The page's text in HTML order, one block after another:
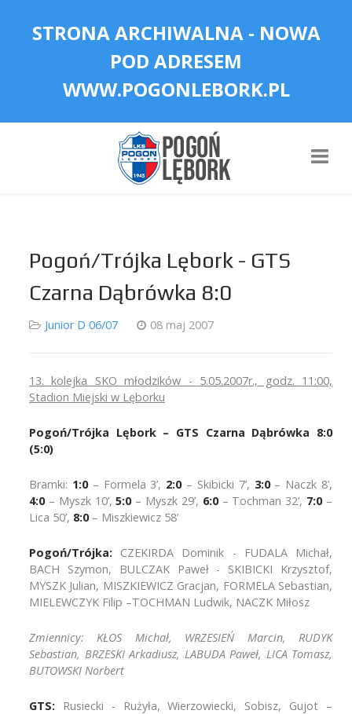
STRONA ARCHIWALNA - NOWA
POD ADRESEM
WWW.POGONLEBORK.PL
Pogoń/Trójka Lębork - GTS
Czarna Dąbrówka 8:0
Junior D 06/07 08 maj 2007
13. kolejka SKO młodzików - 5.05.2007r., godz. 11:00,
Stadion Miejski w Lęborku
Pogoń/Trójka Lębork – GTS Czarna Dąbrówka 8:0
(5:0)
Bramki: 1:0– Formela 3’, 2:0 – Skibicki 7’, 3:0– Naczk 8’,
4:0– Myszk 10’,5:0– Myszk 29’, 6:0– Tochman 32’, 7:0–
Lica 50’, 8:0 – Miszkiewicz 58’
Pogoń/Trójka: CZEKIRDA Dominik - FUDALA Michał,
BACH Szymon, BULCZAK Paweł - SKIBICKI Krzysztof,
MYSZK Julian, MISZKIEWICZ Gracjan, FORMELA Sebastian,
MIELEWCZYK Filip –TOCHMAN Ludwik, NACZK Miłosz
Zmiennicy: KŁOS Michał, WRZESIEŃ Marcin, RUDYK
Sebastian, BRZESKI Arkadiusz, LABUDA Paweł, LICA Tomasz,
BUTOWSKI Norbert
GTS: Rusiecki - Rużyła, Wierzowiecki, Sobisz, Gujot –